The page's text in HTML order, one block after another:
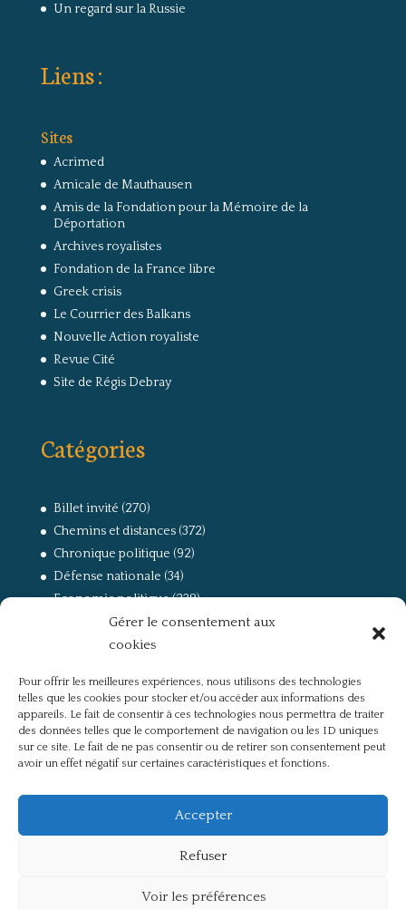
Gérer le consentement aux
cookies
Pour offrir les meilleures expériences, nous utilisons des technologies
telles que les cookies pour stocker et/ou accéder aux informations des
appareils. Le fait de consentir à ces technologies nous permettra de traiter
des données telles que le comportement de navigation ou les ID uniques
sur ce site. Le fait de ne pas consentir ou de retirer son consentement peut
avoir un effet négatif sur certaines caractéristiques et fonctions.
Accepter
Refuser
Voir les préférences
Un regard sur la Russie
Liens :
Sites
Acrimed
Amicale de Mauthausen
Amis de la Fondation pour la Mémoire de la
Déportation
Archives royalistes
Fondation de la France libre
Greek crisis
Le Courrier des Balkans
Nouvelle Action royaliste
Revue Cité
Site de Régis Debray
Catégories
Billet invité (270)
Chemins et distances(372)
Chronique politique (92)
Défense nationale (34)
Economie politique(238)
(168)
La guerre, la Résistance et la Déportation
Non classé(42)
Partis politiques, intelligentsia, médias(750)
Présentation(4)
Références(57)